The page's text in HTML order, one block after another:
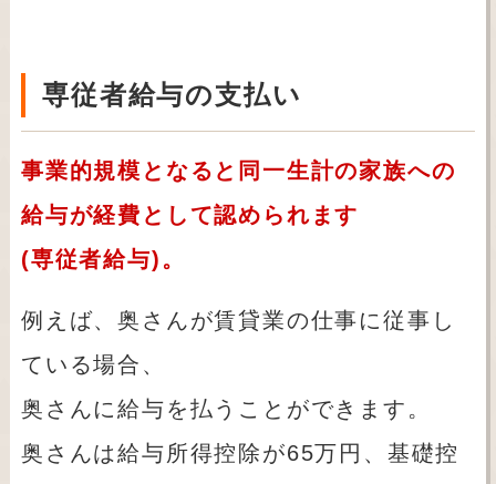
専従者給与の支払い
事業的規模となると同一生計の家族への
給与が経費として認められます
(専従者給与)。
例えば、奥さんが賃貸業の仕事に従事し
ている場合、
奥さんに給与を払うことができます。
奥さんは給与所得控除が65万円、基礎控